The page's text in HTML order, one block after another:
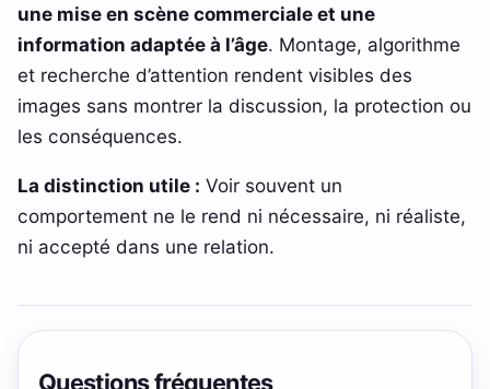
une mise en scène commerciale et une
information adaptée à l’âge. Montage, algorithme
et recherche d’attention rendent visibles des
images sans montrer la discussion, la protection ou
les conséquences.
La distinction utile : Voir souvent un
comportement ne le rend ni nécessaire, ni réaliste,
ni accepté dans une relation.
Questions fréquentes